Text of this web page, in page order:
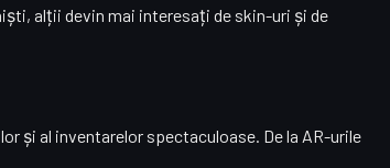
alții devin mai interesați de skin-uri și de
și al inventarelor spectaculoase. De la AR-urile